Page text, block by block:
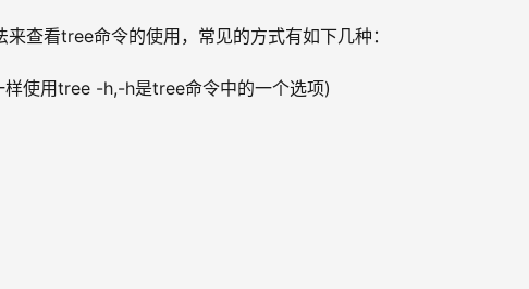
查看tree命令的使用，常见的方式有如下几种：
使用tree -h,-h是tree命令中的一个选项)